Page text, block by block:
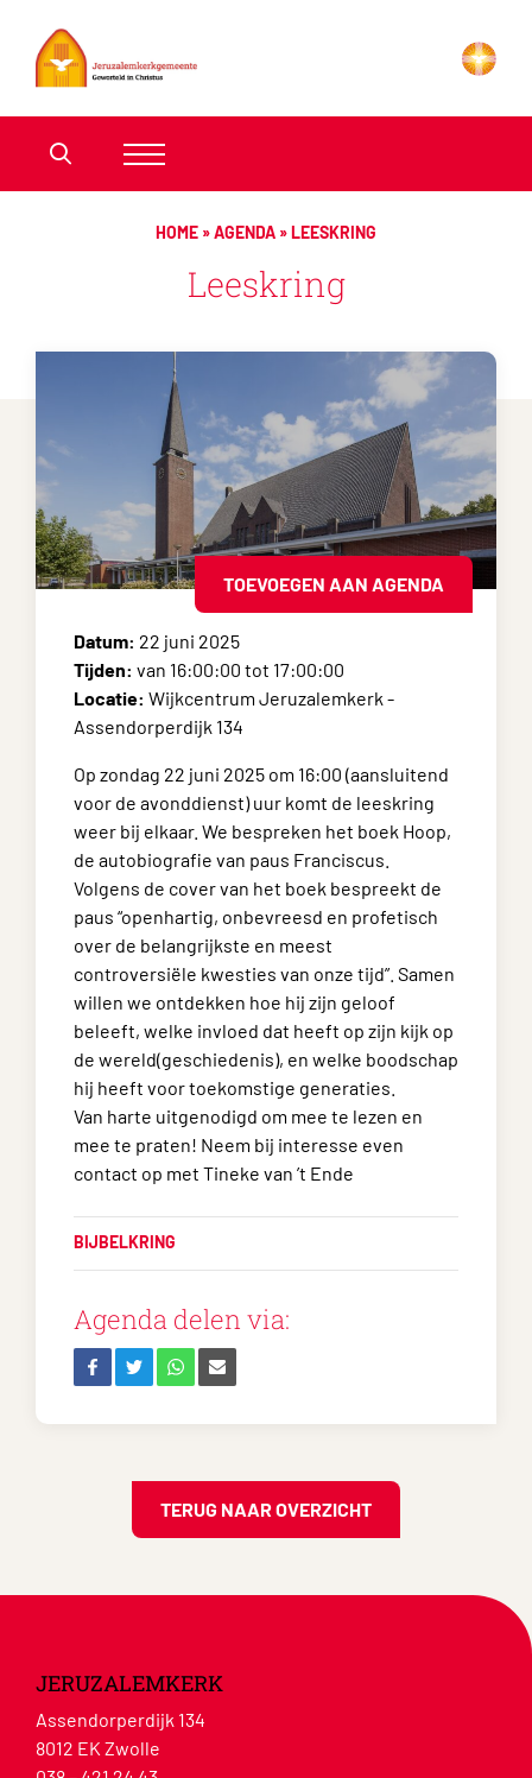
HOME »AGENDA »LEESKRING
Leeskring
TOEVOEGEN AAN AGENDA
Datum: 22 juni 2025
Tijden: van 16:00:00 tot 17:00:00
Locatie: Wijkcentrum Jeruzalemkerk -
Assendorperdijk 134
Op zondag 22 juni 2025 om 16:00 (aansluitend
voor de avonddienst) uur komt de leeskring
weer bij elkaar. We bespreken het boek Hoop,
de autobiografie van paus Franciscus.
Volgens de cover van het boek bespreekt de
paus “openhartig, onbevreesd en profetisch
over de belangrijkste en meest
controversiële kwesties van onze tijd”. Samen
willen we ontdekken hoe hij zijn geloof
beleeft, welke invloed dat heeft op zijn kijk op
de wereld(geschiedenis), en welke boodschap
hij heeft voor toekomstige generaties.
Van harte uitgenodigd om mee te lezen en
mee te praten! Neem bij interesse even
contact op met Tineke van ’t Ende
BIJBELKRING
Agenda delen via:
TERUG NAAR OVERZICHT
JERUZALEMKERK
Assendorperdijk 134
8012 EK Zwolle